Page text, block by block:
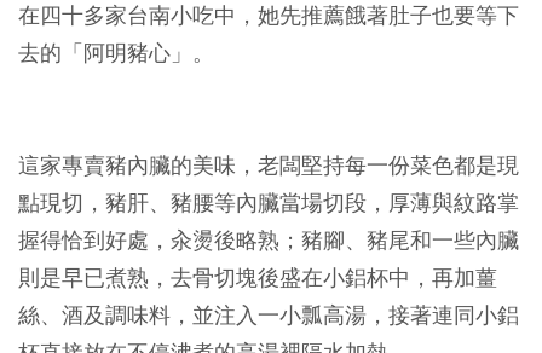
在四十多家台南小吃中，她先推薦餓著肚子也要等下
去的「阿明豬心」。
這家專賣豬內臟的美味，老闆堅持每一份菜色都是現
點現切，豬肝、豬腰等內臟當場切段，厚薄與紋路掌
握得恰到好處，汆燙後略熟；豬腳、豬尾和一些內臟
則是早已煮熟，去骨切塊後盛在小鋁杯中，再加薑
絲、酒及調味料，並注入一小瓢高湯，接著連同小鋁